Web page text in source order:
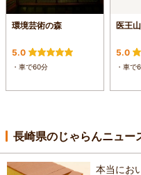
環境芸術の森
5.0
・車で60分
医王
5.0
・車で
長崎県のじゃらんニュー
本当にお